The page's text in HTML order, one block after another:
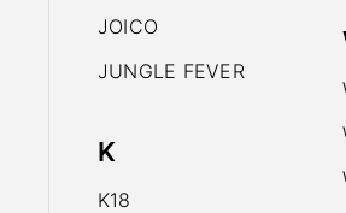
JOICO
JUNGLE FEVER
K
K18